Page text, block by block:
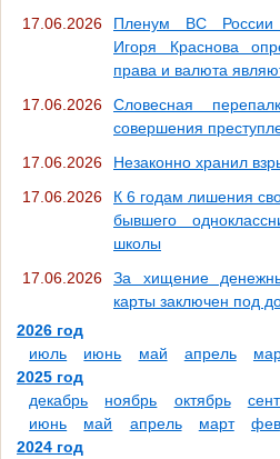
17.06.2026
Пленум ВС России
Игоря Краснова
права и валюта
17.06.2026
Словесная
совершения
17.06.2026
Незаконно хранил
17.06.2026
К 6 годам лишения
бывшего
школы
17.06.2026
За хищение
карты заключен под
2026 год
июль
июнь май апрель
2025 год
декабрь
ноябрь октябрь
июнь
май апрель март
2024 год